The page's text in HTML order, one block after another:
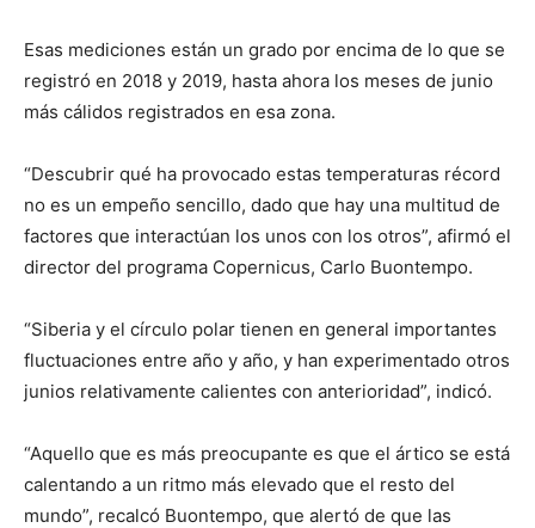
Esas mediciones están un grado por encima de lo que se
registró en 2018 y 2019, hasta ahora los meses de junio
más cálidos registrados en esa zona.
“Descubrir qué ha provocado estas temperaturas récord
no es un empeño sencillo, dado que hay una multitud de
factores que interactúan los unos con los otros”, afirmó el
director del programa Copernicus, Carlo Buontempo.
“Siberia y el círculo polar tienen en general importantes
fluctuaciones entre año y año, y han experimentado otros
junios relativamente calientes con anterioridad”, indicó.
“Aquello que es más preocupante es que el ártico se está
calentando a un ritmo más elevado que el resto del
mundo”, recalcó Buontempo, que alertó de que las